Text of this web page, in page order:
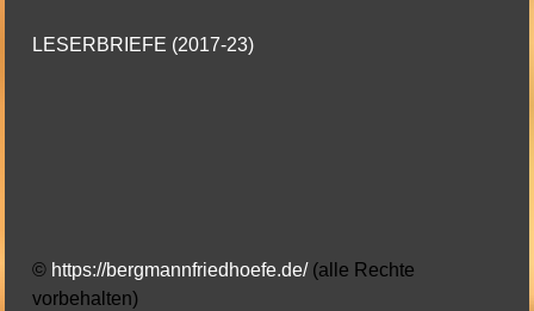
LESERBRIEFE (2017-23)
© https://bergmannfriedhoefe.de/(alle Rechte
vorbehalten)